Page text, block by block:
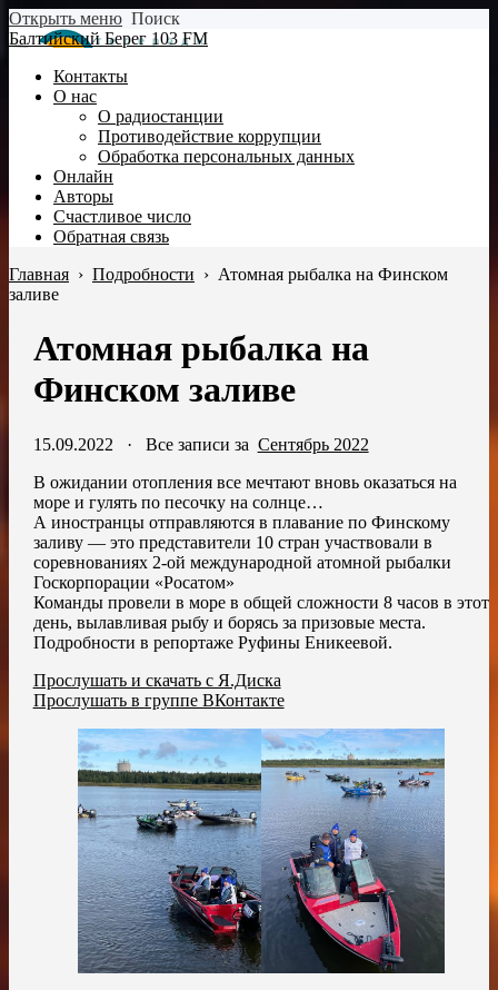
Открыть меню Поиск
Балтийский Берег 103 FM
Контакты
О нас
О радиостанции
Противодействие коррупции
Обработка персональных данных
Онлайн
Авторы
Счастливое число
Обратная связь
Главная › Подробности › Атомная рыбалка на Финском
заливе
Атомная рыбалка на
Финском заливе
15.09.2022 · Все записи за Сентябрь 2022
В ожидании отопления все мечтают вновь оказаться на
море и гулять по песочку на солнце…
А иностранцы отправляются в плавание по Финскому
заливу — это представители 10 стран участвовали в
соревнованиях 2-ой международной атомной рыбалки
Госкорпорации «Росатом»
Команды провели в море в общей сложности 8 часов в этот
день, вылавливая рыбу и борясь за призовые места.
Подробности в репортаже Руфины Еникеевой.
Прослушать и скачать с Я.Диска
Прослушать в группе ВКонтакте